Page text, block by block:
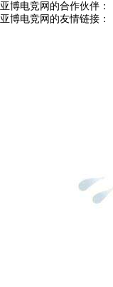
亚博电竞网的合
亚博电竞网的友情链